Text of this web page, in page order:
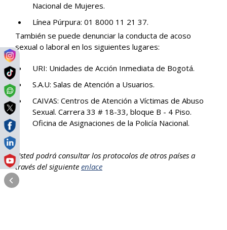
Nacional de Mujeres.
Línea Púrpura: 01 8000 11 21 37.
También se puede denunciar la conducta de acoso
sexual o laboral en los siguientes lugares:
URI: Unidades de Acción Inmediata de Bogotá.
S.A.U: Salas de Atención a Usuarios.
CAIVAS: Centros de Atención a Víctimas de Abuso
Sexual. Carrera 33 # 18-33, bloque B - 4 Piso.
Oficina de Asignaciones de la Policía Nacional.
Usted podrá consultar los protocolos de otros países a
través del siguiente enlace